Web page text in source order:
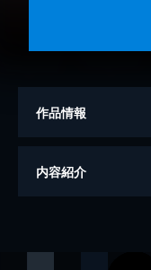
作品情報
著者
内容紹介